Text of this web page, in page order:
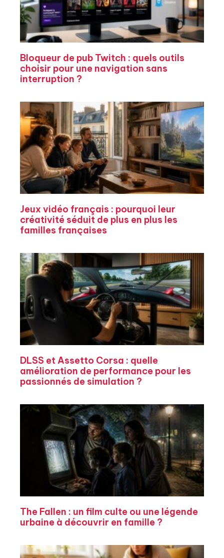
Bloqueur de pub Twitch : quels outils
choisir pour une navigation sans
interruption ?
Jeux vidéo français : pourquoi leur
créativité séduit de plus en plus les
familles françaises
DLSS et Assetto Corsa : quelle
amélioration de performance pour les
passionnés de simulation ?
The Fallen : un film culte ou une légende
urbaine à découvrir en famille ?